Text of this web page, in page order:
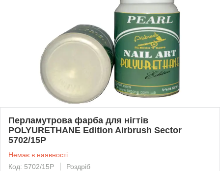
Перламутрова фарба для нігтів
POLYURETHANE Edition Airbrush Sector
5702/15P
Немає в наявності
Код: 5702/15P
Роздріб